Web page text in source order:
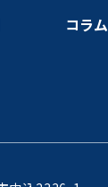
コラム